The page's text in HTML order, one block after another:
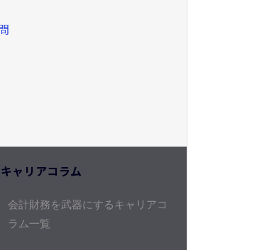
キャリアコラム
会計財務を武器にするキャリアコ
ラム一覧